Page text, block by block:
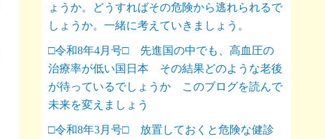
ょうか。どうすればその危険から逃れられるで
しょうか。一緒に考えていきましょう。
□令和8年4月号□ 先進国の中でも、高血圧の
治療率が低い国日本 その結果どのような老後
が待っているでしょうか このブログを読んで
未来を変えましょう
□令和8年3月号□ 放置しておくと危険な健診